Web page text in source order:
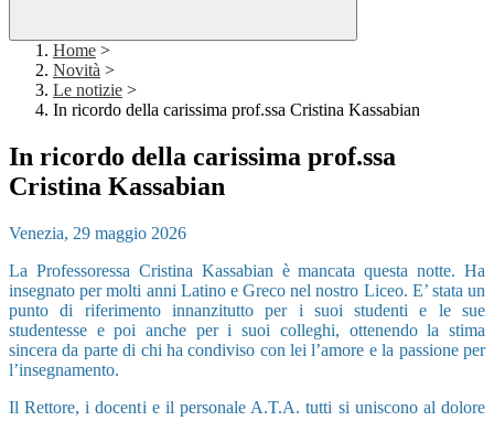
Home >
Novità >
Le notizie >
In ricordo della carissima prof.ssa Cristina Kassabian
In ricordo della carissima prof.ssa
Cristina Kassabian
Venezia, 29 maggio 2026
La Professoressa Cristina Kassabian è mancata questa notte. Ha
insegnato per molti anni Latino e Greco nel nostro Liceo. E’ stata un
punto di riferimento innanzituttoper i suoi studenti e le sue
studentesse e poi anche per i suoi colleghi, ottenendo la stima
sincera da partedi chi ha condiviso con lei l’amore e la passione per
l’insegnamento.
Il Rettore, i docenti e il personale A.T.A. tutti si uniscono al dolore